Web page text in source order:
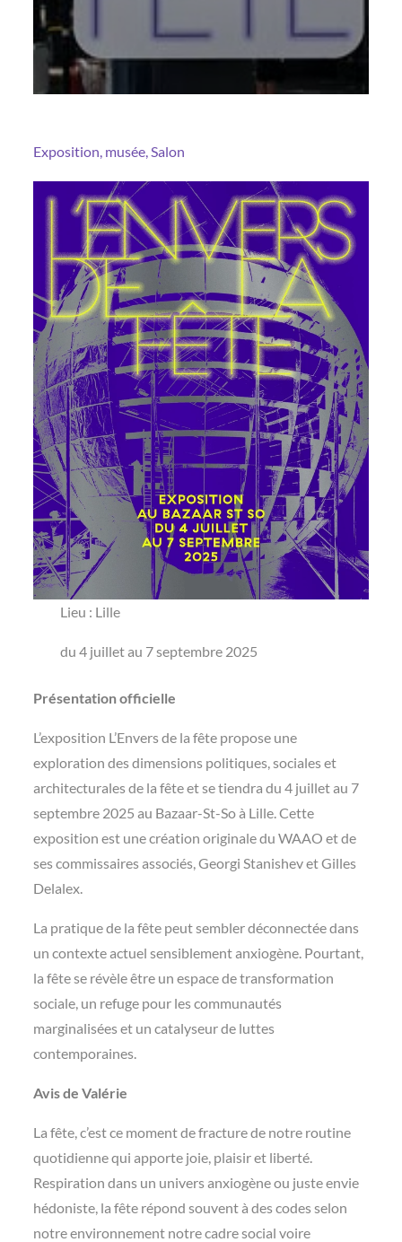
Exposition, musée, Salon
Lieu : Lille
du 4 juillet au 7 septembre 2025
Présentation officielle
L’exposition L’Envers de la fête propose une
exploration des dimensions politiques, sociales et
architecturales de la fête et se tiendra du 4 juillet au 7
septembre 2025 au Bazaar-St-So à Lille. Cette
exposition est une création originale du WAAO et de
ses commissaires associés, Georgi Stanishev et Gilles
Delalex.
La pratique de la fête peut sembler déconnectée dans
un contexte actuel sensiblement anxiogène. Pourtant,
la fête se révèle être un espace de transformation
sociale, un refuge pour les communautés
marginalisées et un catalyseur de luttes
contemporaines.
Avis de Valérie
La fête, c’est ce moment de fracture de notre routine
quotidienne qui apporte joie, plaisir et liberté.
Respiration dans un univers anxiogène ou juste envie
hédoniste, la fête répond souvent à des codes selon
notre environnement notre cadre social voire